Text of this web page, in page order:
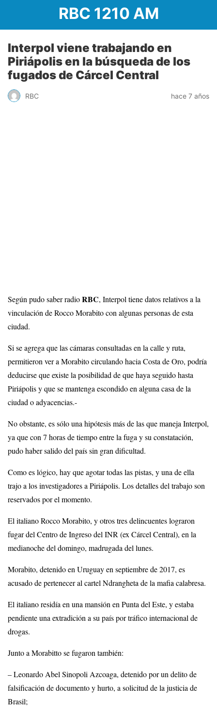
RBC 1210 AM
Interpol viene trabajando en
Piriápolis en la búsqueda de los
fugados de Cárcel Central
RBC hace 7 años
Según pudo saber radioRBC, Interpol tiene datos relativos a la
vinculación de Rocco Morabito con algunas personas de esta
ciudad.
Si se agrega que las cámaras consultadas en la calle y ruta,
permitieron ver a Morabito circulando hacia Costa de Oro, podría
deducirse que existe la posibilidad de que haya seguido hasta
Piriápolis y que se mantenga escondido en alguna casa de la
ciudad o adyacencias.-
No obstante, es sólo una hipótesis más de las que maneja Interpol,
ya que con 7 horas de tiempo entre la fuga y su constatación,
pudo haber salido del país sin gran dificultad.
Como es lógico, hay que agotar todas las pistas, y una de ella
trajo a los investigadores a Piriápolis. Los detalles del trabajo son
reservados por el momento.
El italiano Rocco Morabito, y otros tres delincuentes lograron
fugar del Centro de Ingreso del INR (ex Cárcel Central), en la
medianoche del domingo, madrugada del lunes.
Morabito, detenido en Uruguay en septiembre de 2017, es
acusado de pertenecer al cartel Ndrangheta de la mafia calabresa.
El italiano residía en una mansión en Punta del Este, y estaba
pendiente una extradición a su país por tráfico internacional de
drogas.
Junto a Morabitto se fugaron también:
– Leonardo Abel Sinopoli Azcoaga, detenido por un delito de
falsificación de documento y hurto, a solicitud de la justicia de
Brasil;